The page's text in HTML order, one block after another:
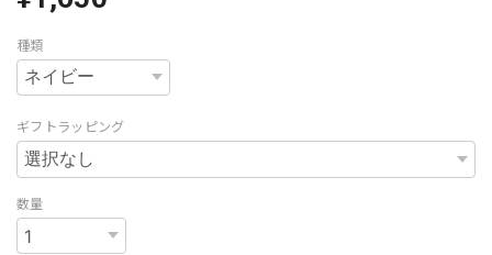
種類
ギフトラッピング
数量